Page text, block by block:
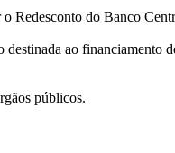
do Banco
ao
públicos.